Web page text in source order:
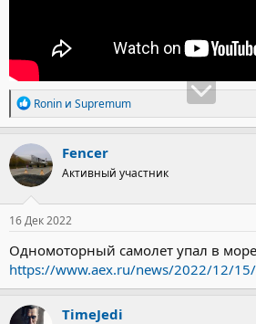
Р
е
а
к
ц
и
и
:
Ronin и Supremum
Fencer
Активный участник
16 Дек 2022
Одномоторный самолет упал в
https://www.aex.ru/news/2022/12/
TimeJedi